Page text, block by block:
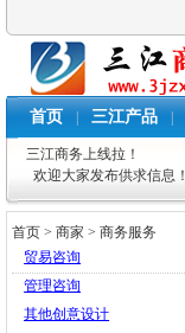
首页 三江产品
三江商务上线拉！
欢迎大家发布供求信息！
首页 >商家 >商务服务
贸易咨询
管理咨询
其他创意设计